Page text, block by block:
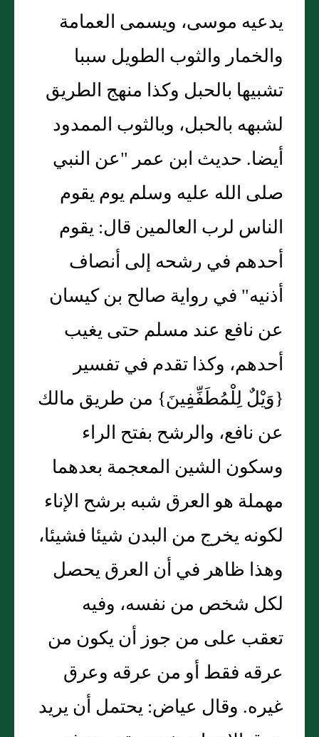
يدعيه موسى، ويسمى العمامة
والخمار والثوب الطويل سببا
تشبيها بالحبل وكذا منهج الطريق
لشبهه بالحبل، وبالثوب الممدود
أيضا. حديث ابن عمر "عن النبي
صلى الله عليه وسلم يوم يقوم
الناس لرب العالمين قال: يقوم
أحدهم في رشحه إلى أنصاف
أذنيه" في رواية صالح بن كيسان
عن نافع عند مسلم حتى يغيب
أحدهم، وكذا تقدم في تفسير
{وَيْلٌ لِلْمُطَفِّفِينَ} من طريق مالك
عن نافع، والرشح بفتح الراء
وسكون الشين المعجمة بعدهما
مهملة هو العرق شبه برشح الإناء
لكونه يخرج من البدن شيئا فشيئا،
وهذا ظاهر في أن العرق يحصل
لكل شخص من نفسه، وفيه
تعقب على من جوز أن يكون من
عرقه فقط أو من عرقه وعرق
غيره. وقال عياض: يحتمل أن يريد